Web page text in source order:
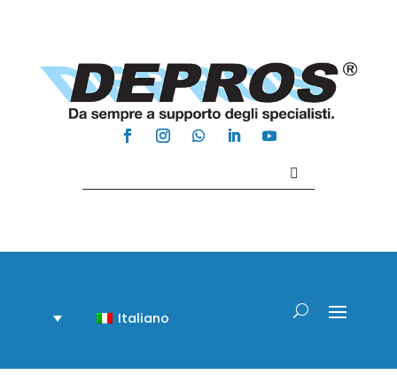
Italiano